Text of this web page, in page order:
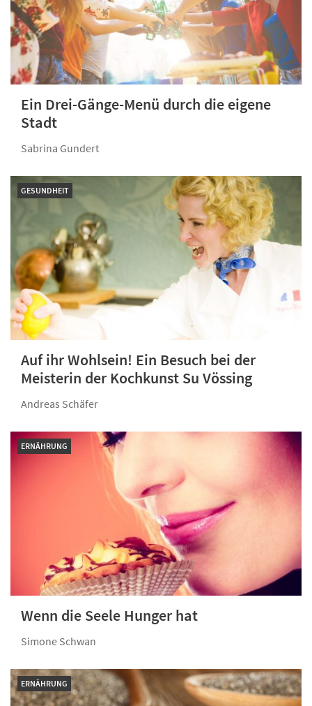
Ein Drei-Gänge-Menü durch die eigene
Stadt
Sabrina Gundert
GESUNDHEIT
Auf ihr Wohlsein! Ein Besuch bei der
Meisterin der Kochkunst Su Vössing
Andreas Schäfer
ERNÄHRUNG
Wenn die Seele Hunger hat
Simone Schwan
ERNÄHRUNG